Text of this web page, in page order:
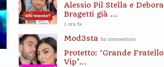
Alessio Pil Stella e Debora
Bragetti già ...
1 ora fa
Mod3sta ha commentato
Protetto: ‘Grande Fratello
Vip’...